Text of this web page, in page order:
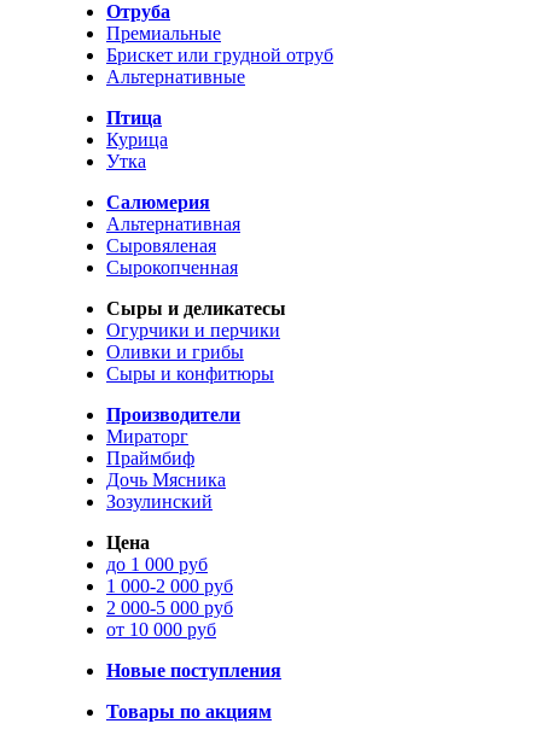
Отруба
Премиальные
Брискет или грудной отруб
Альтернативные
Птица
Курица
Утка
Салюмерия
Альтернативная
Сыровяленая
Сырокопченная
Сыры и деликатесы
Огурчики и перчики
Оливки и грибы
Сыры и конфитюры
Производители
Мираторг
Праймбиф
Дочь Мясника
Зозулинский
Цена
до 1 000 руб
1 000-2 000 руб
2 000-5 000 руб
от 10 000 руб
Новые поступления
Товары по акциям